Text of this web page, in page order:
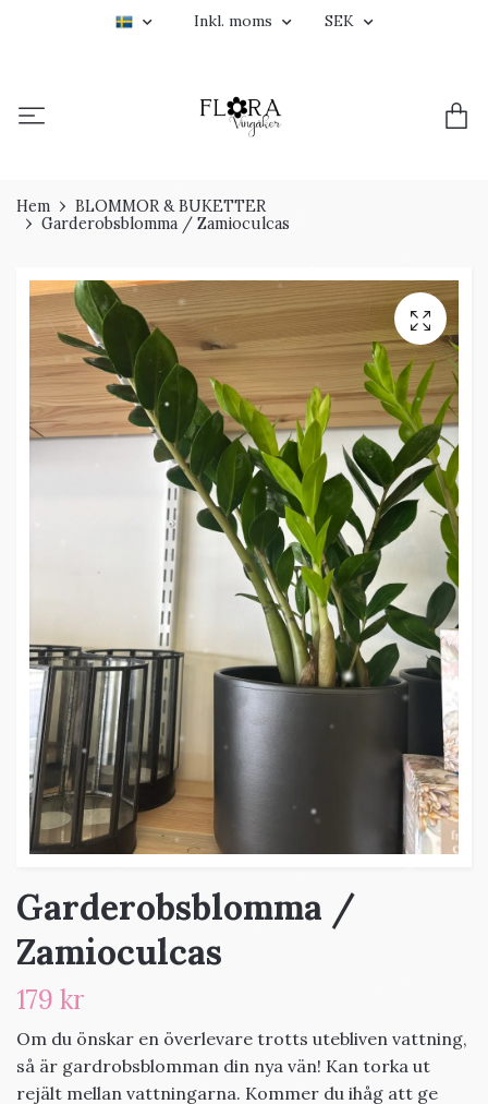
Inkl. moms SEK
Hem
BLOMMOR & BUKETTER
Garderobsblomma / Zamioculcas
Garderobsblomma /
Zamioculcas
179 kr
Om du önskar en överlevare trotts utebliven vattning,
så är gardrobsblomman din nya vän! Kan torka ut
rejält mellan vattningarna. Kommer du ihåg att ge